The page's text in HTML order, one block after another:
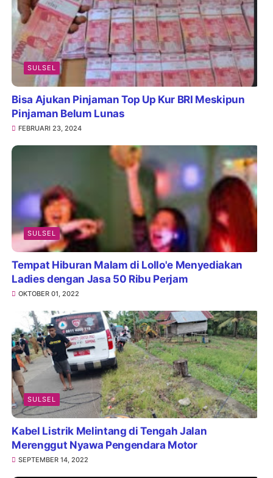
SULSEL
Bisa Ajukan Pinjaman Top Up Kur BRI Meskipun
Pinjaman Belum Lunas
FEBRUARI 23, 2024
SULSEL
Tempat Hiburan Malam di Lollo'e Menyediakan
Ladies dengan Jasa 50 Ribu Perjam
OKTOBER 01, 2022
SULSEL
Kabel Listrik Melintang di Tengah Jalan
Merenggut Nyawa Pengendara Motor
SEPTEMBER 14, 2022